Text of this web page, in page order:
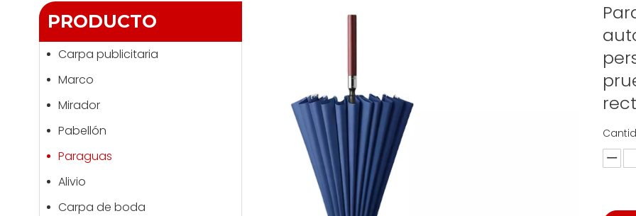
PRODUCTO
Carpa publicitaria
Marco
Mirador
Pabellón
Paraguas
Alivio
Carpa de boda